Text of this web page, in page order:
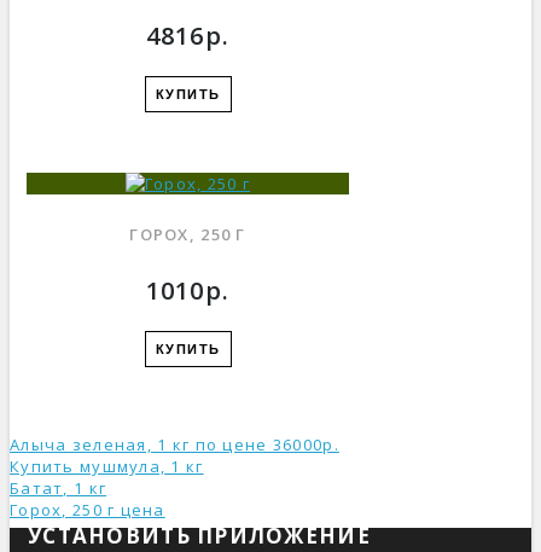
4816р.
КУПИТЬ
ГОРОХ, 250 Г
1010р.
КУПИТЬ
Алыча зеленая, 1 кг по цене 36000р.
Купить мушмула, 1 кг
Батат, 1 кг
Горох, 250 г ценa
УСТАНОВИТЬ ПРИЛОЖЕНИЕ